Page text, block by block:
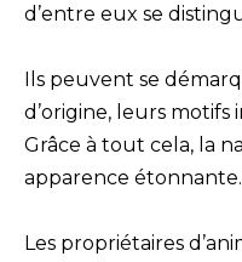
d’entre eux se
Ils peuvent se
d’origine, leurs
Grâce à tout cela, la
apparence étonnante.
Les propriétaires